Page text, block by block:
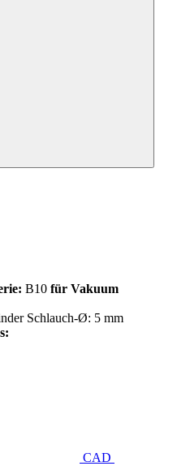
B10 für Vakuum
Schlauch-Ø: 5 mm
CAD